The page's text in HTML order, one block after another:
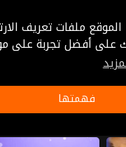
ملفات تعريف
على أفضل تجربة على
فهمتها
87